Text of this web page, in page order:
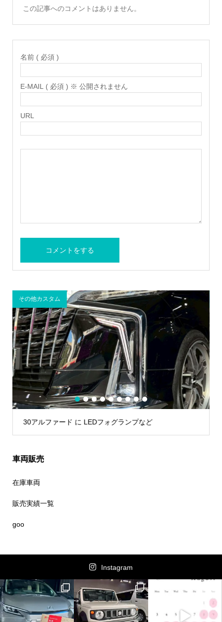
この記事へのコメントはありません。
名前 ( 必須 )
E-MAIL ( 必須 ) ※ 公開されません
URL
30アルファード に LEDフォグランプなど
その他カスタム
1 2 3 4 5 6 7 8 9
車両販売
在庫車両
販売実績一覧
goo
Instagram